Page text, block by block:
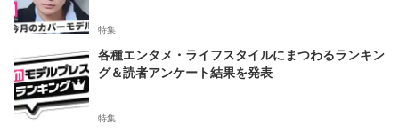
特集
各種エンタメ・ライフスタイルにまつわるランキン
グ＆読者アンケート結果を発表
特集